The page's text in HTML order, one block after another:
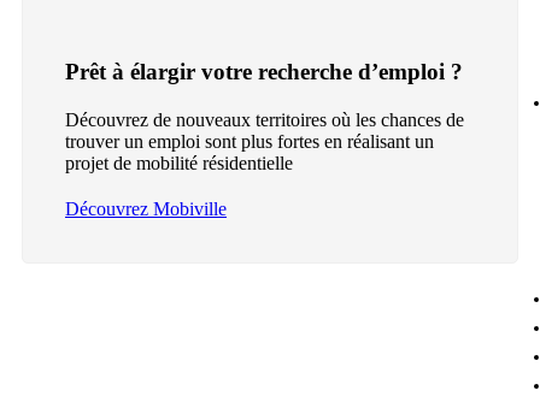
Prêt à élargir votre recherche d’emploi ?
Découvrez de nouveaux territoires où les chances de
trouver un emploi sont plus fortes en réalisant un
projet de mobilité résidentielle
Découvrez Mobiville